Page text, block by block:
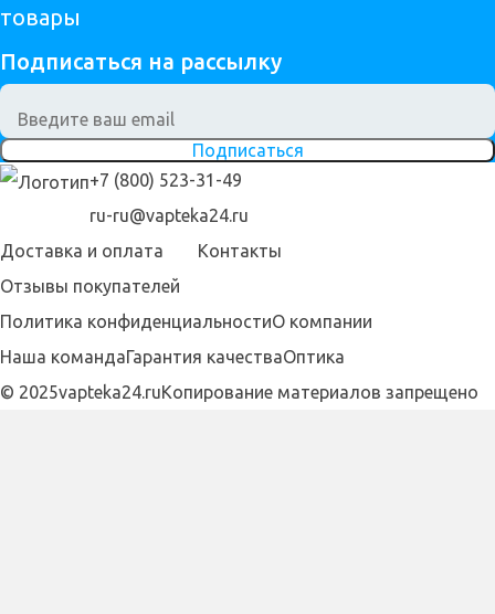
товары
Подписаться на рассылку
Подписаться
+7 (800) 523-31-49
ru-ru@vapteka24.ru
Доставка и оплата
Отзывы покупателей
Контакты
Политика конфиденциальностиО компании
Наша командаГарантия качестваОптика
© 2025vapteka24.ruКопирование материалов запрещено